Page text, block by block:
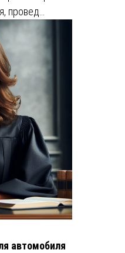
провед…
автомобиля